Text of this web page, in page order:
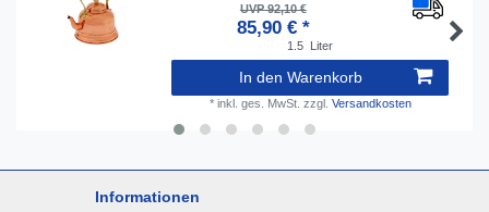
UVP 92,10 €
85,90 € *
1.5 Liter
In den Warenkorb
* inkl. ges. MwSt. zzgl. Versandkosten
Informationen